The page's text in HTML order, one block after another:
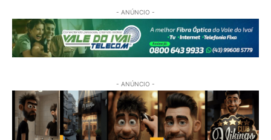
- ANÚNCIO -
- ANÚNCIO -